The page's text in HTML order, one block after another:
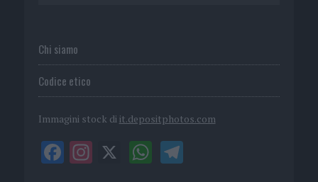
Chi siamo
Codice etico
Immagini stock di it.depositphotos.com